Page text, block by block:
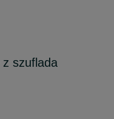
szuflada